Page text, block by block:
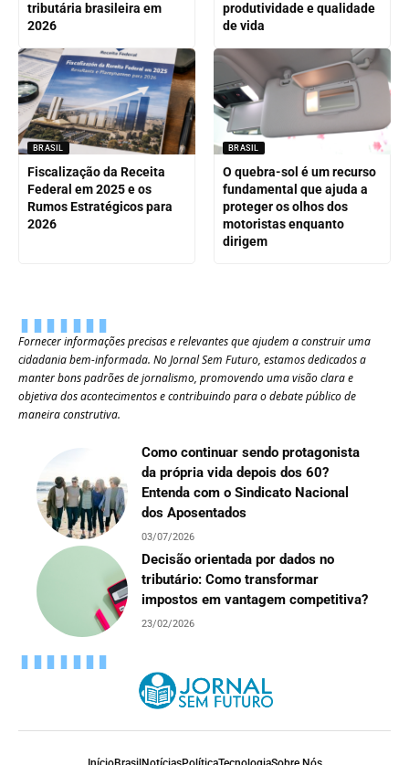
tributária brasileira em
2026
produtividade e qualidade
de vida
BRASIL
Fiscalização da Receita
Federal em 2025 e os
Rumos Estratégicos para
2026
BRASIL
O quebra-sol é um recurso
fundamental que ajuda a
proteger os olhos dos
motoristas enquanto
dirigem
Fornecer informações precisas e relevantes que ajudem a construir uma
cidadania bem-informada. No Jornal Sem Futuro, estamos dedicados a
manter bons padrões de jornalismo, promovendo uma visão clara e
objetiva dos acontecimentos e contribuindo para o debate público de
maneira construtiva.
Como continuar sendo protagonista
da própria vida depois dos 60?
Entenda com o Sindicato Nacional
dos Aposentados
03/07/2026
Decisão orientada por dados no
tributário: Como transformar
impostos em vantagem competitiva?
23/02/2026